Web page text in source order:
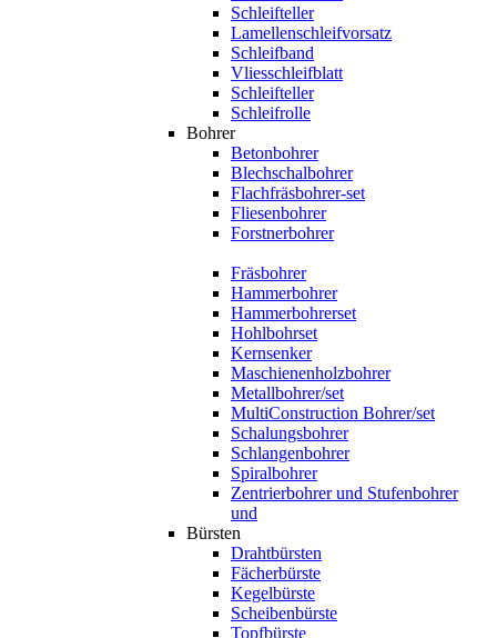
Schleifteller
Lamellenschleifvorsatz
Schleifband
Vliesschleifblatt
Schleifteller
Schleifrolle
Bohrer
Betonbohrer
Blechschalbohrer
Flachfräsbohrer-set
Fliesenbohrer
Forstnerbohrer
Fräsbohrer
Hammerbohrer
Hammerbohrerset
Hohlbohrset
Kernsenker
Maschienenholzbohrer
Metallbohrer/set
MultiConstruction Bohrer/set
Schalungsbohrer
Schlangenbohrer
Spiralbohrer
Zentrierbohrer und Stufenbohrer
und
Bürsten
Drahtbürsten
Fächerbürste
Kegelbürste
Scheibenbürste
Topfbürste